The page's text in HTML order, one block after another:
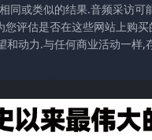
或类似的结果.音频采访
评估是否在这些网站上购
动力.与任何商业活动一样